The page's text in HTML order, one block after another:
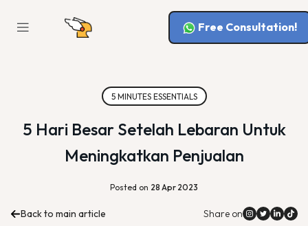
Free Consultation!
5 MINUTES ESSENTIALS
5 Hari Besar Setelah Lebaran Untuk
Meningkatkan Penjualan
Posted on 28 Apr 2023
Back to main article Share on